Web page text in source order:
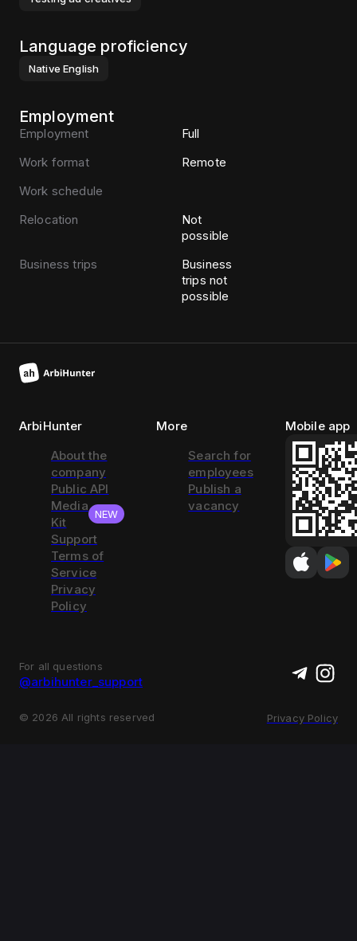
Language proficiency
Native English
Employment
Employment
Full
Work format
Remote
Work schedule
Relocation
Not
possible
Business trips
Business
trips not
possible
ArbiHunter
About the
company
Public API
Media
Kit
NEW
Support
Terms of
Service
Privacy
Policy
More
Search for
employees
Publish a
vacancy
Mobile app
For all questions
@arbihunter_support
© 2026 All rights reserved Privacy Policy